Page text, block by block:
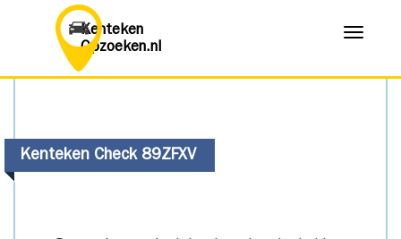
Kenteken
Opzoeken.nl
Menu
Kenteken Check 89ZFXV